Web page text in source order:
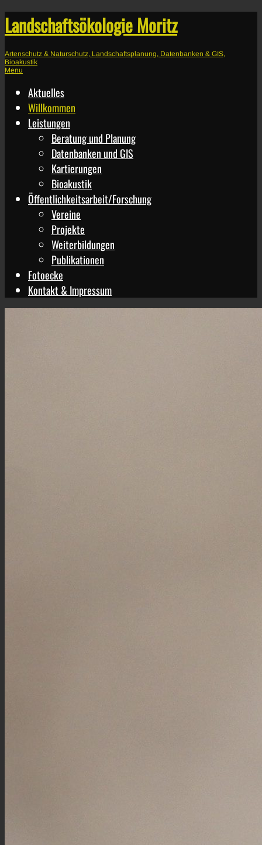
Landschaftsökologie Moritz
Artenschutz & Naturschutz, Landschaftsplanung, Datenbanken & GIS,
Bioakustik
Menu
Aktuelles
Willkommen
Leistungen
Beratung und Planung
Datenbanken und GIS
Kartierungen
Bioakustik
Öffentlichkeitsarbeit/Forschung
Vereine
Projekte
Weiterbildungen
Publikationen
Fotoecke
Kontakt & Impressum